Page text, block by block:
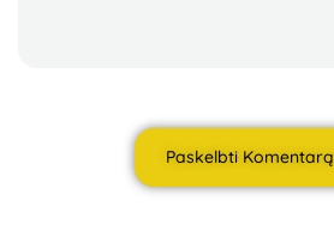
Paskelbti Komentarą